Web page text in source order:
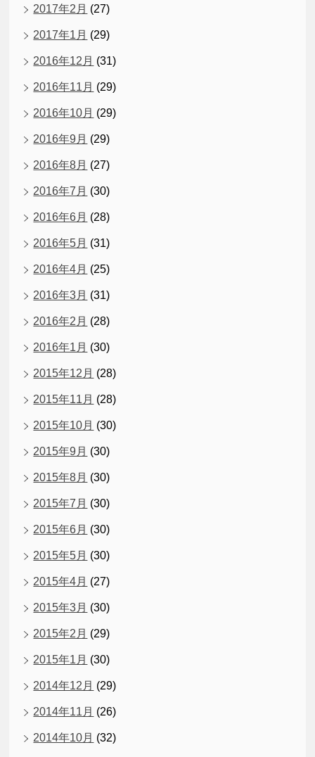
2017年2月 (27)
2017年1月 (29)
2016年12月 (31)
2016年11月 (29)
2016年10月 (29)
2016年9月 (29)
2016年8月 (27)
2016年7月 (30)
2016年6月 (28)
2016年5月 (31)
2016年4月 (25)
2016年3月 (31)
2016年2月 (28)
2016年1月 (30)
2015年12月 (28)
2015年11月 (28)
2015年10月 (30)
2015年9月 (30)
2015年8月 (30)
2015年7月 (30)
2015年6月 (30)
2015年5月 (30)
2015年4月 (27)
2015年3月 (30)
2015年2月 (29)
2015年1月 (30)
2014年12月 (29)
2014年11月 (26)
2014年10月 (32)